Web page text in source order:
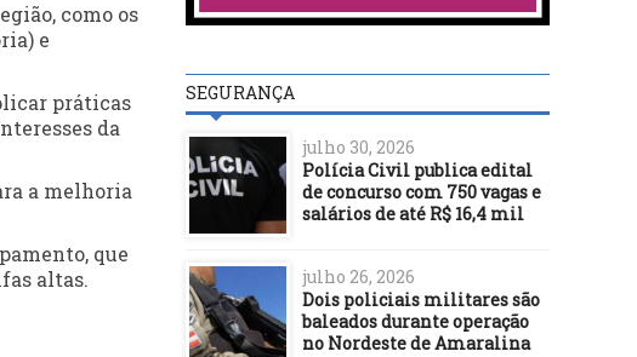
como os
e
práticas
da
a melhoria
que
altas.
SEGURANÇA
julho 30, 2026
Polícia Civil publica edital
de concurso com 750 vagas e
salários de até R$ 16,4 mil
julho 26, 2026
Dois policiais militares são
baleados durante operação
no Nordeste de Amaralina